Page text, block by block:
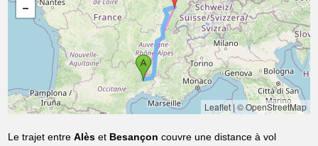
Leaflet|© OpenStreetMap
Le trajet entreAlès et Besançon couvre une distance à vol